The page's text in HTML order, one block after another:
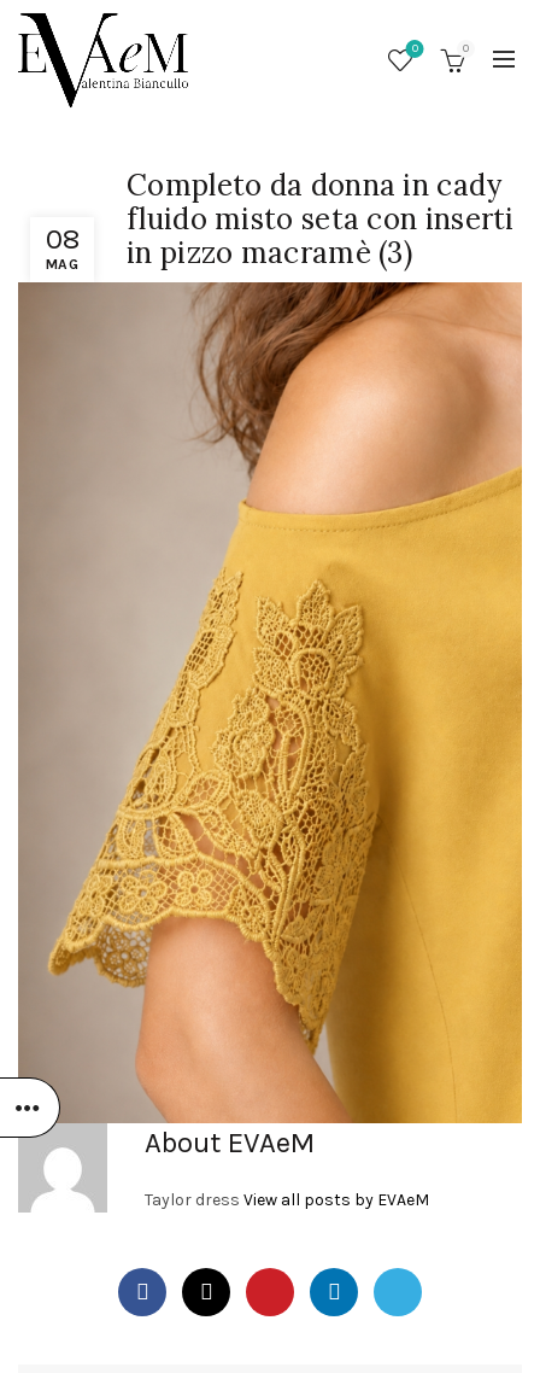
0 0
08
MAG
Completo da donna in cady
fluido misto seta con inserti
in pizzo macramè (3)
About EVAeM
Taylor dress View all posts by EVAeM